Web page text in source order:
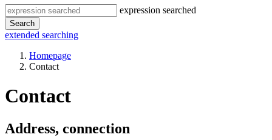
expression searched
Search
extended searching
Homepage
Contact
Contact
Address, connection